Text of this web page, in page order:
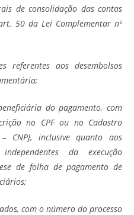
de consolidação das contas
50 da Lei Complementar nº
referentes aos desembolsos
do pagamento, com
no CPF ou no Cadastro
CNPJ, inclusive quanto aos
da execução
de folha de pagamento de
com o número do processo